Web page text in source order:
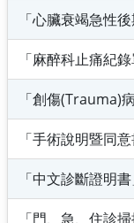
「心臟衰竭急性
「麻醉科止痛紀
「創傷(Trauma)
「手術說明暨同
「中文診斷證明
「門、急、住診